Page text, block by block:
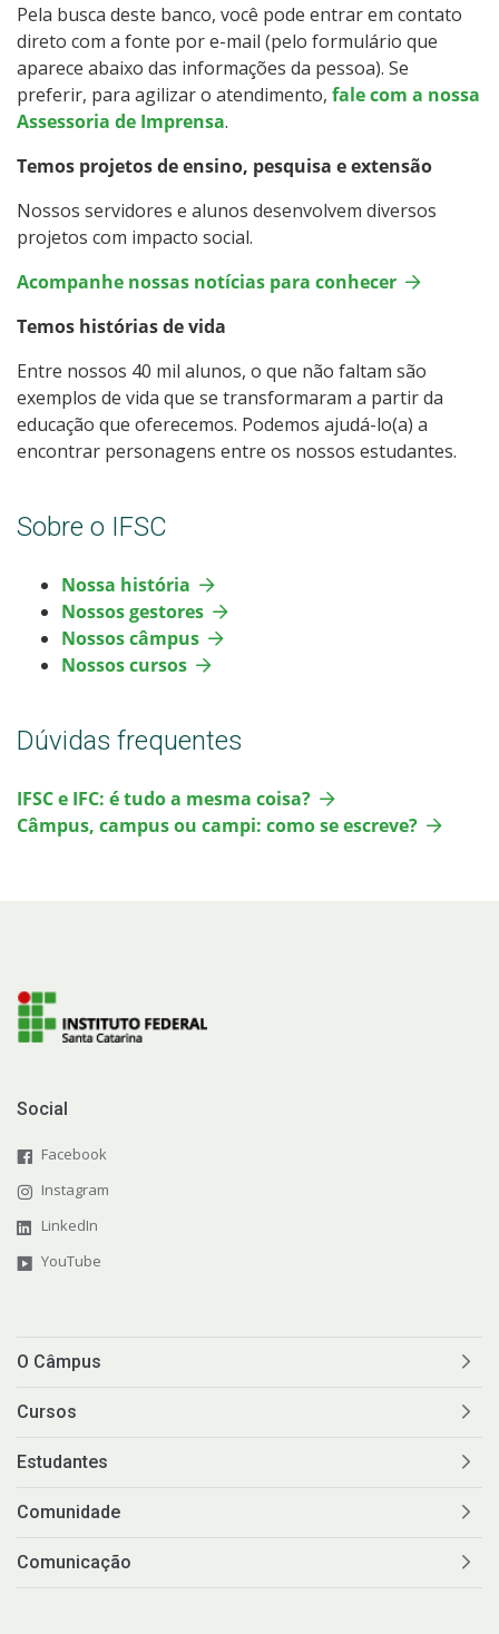
Pela busca deste banco, você pode entrar em contato
direto com a fonte por e-mail (pelo formulário que
aparece abaixo das informações da pessoa). Se
preferir, para agilizar o atendimento, fale com a nossa
Assessoria de Imprensa.
Temos projetos de ensino, pesquisa e extensão
Nossos servidores e alunos desenvolvem diversos
projetos com impacto social.
Acompanhe nossas notícias para conhecer
Temos histórias de vida
Entre nossos 40 mil alunos, o que não faltam são
exemplos de vida que se transformaram a partir da
educação que oferecemos. Podemos ajudá-lo(a) a
encontrar personagens entre os nossos estudantes.
Sobre o IFSC
Nossa história
Nossos gestores
Nossos câmpus
Nossos cursos
Dúvidas frequentes
IFSC e IFC: é tudo a mesma coisa?
Câmpus, campus ou campi: como se escreve?
Social
Facebook
Instagram
LinkedIn
YouTube
O Câmpus
Cursos
Estudantes
Comunidade
Comunicação